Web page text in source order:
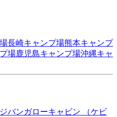
長崎キャンプ場熊本キャンプ
場鹿児島キャンプ場沖縄キャ
バンガローキャビン （ケビ